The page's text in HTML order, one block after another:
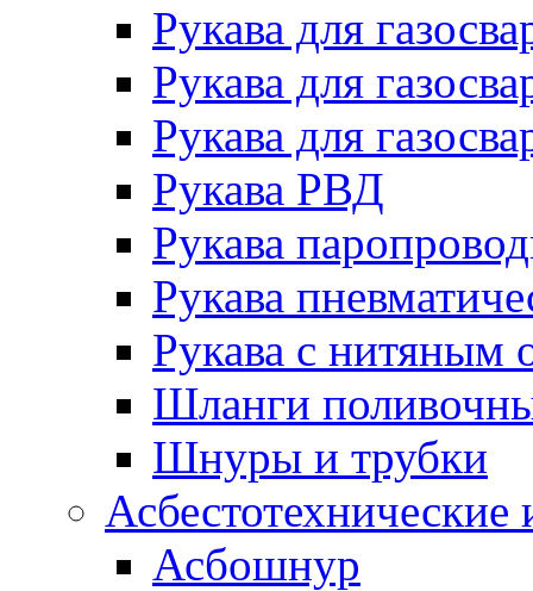
Рукава для
Рукава для
Рукава для
Рукава РВД
Рукава
Рукава
Рукава с нитяным
Шланги
Шнуры и трубки
Асбестотехнические
Асбошнур